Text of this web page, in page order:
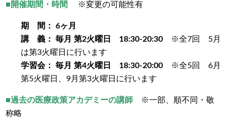
■開催期間・時間 ※変更の可能性有
期 間： 6ヶ月
講 義： 毎月 第2火曜日 18:30‐20:30 ※全7回 5月
は第3火曜日に行います
学習会： 毎月 第4火曜日 18:30‐20:00 ※全5回 6月
第5火曜日、9月第3火曜日に行います
■過去の医療政策アカデミーの講師 ※一部、順不同・敬
称略